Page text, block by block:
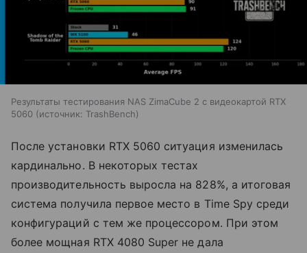
Результаты тестирования NAS ZimaCube 2 с видеокартой RTX
5060
источник: TrashBench
После установки RTX 5060 ситуация изменилась
кардинально. В некоторых тестах
производительность выросла на 828%, а итоговая
система получила первое место в Time Spy среди
конфигураций с тем же процессором. При этом
более мощная RTX 4080 Super не дала